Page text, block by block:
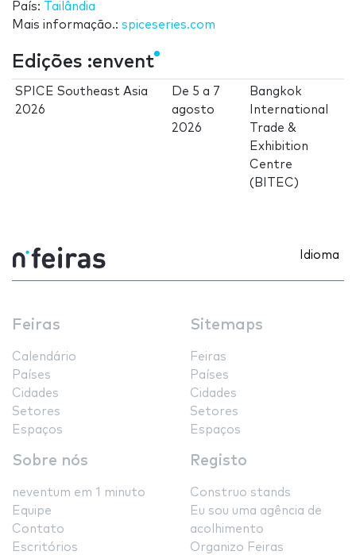
País:
Tailândia
Mais informação.: spiceseries.com
Edições :envent
SPICE Southeast Asia
2026
De 5 a 7
agosto
2026
Bangkok
International
Trade &
Exhibition
Centre
(BITEC)
Idioma
Feiras
Calendário
Países
Cidades
Setores
Espaços
Sitemaps
Feiras
Países
Cidades
Setores
Espaços
Sobre nós
neventum em 1 minuto
Equipe
Contato
Escritórios
Registo
Construo stands
Eu sou uma agência de
acolhimento
Organizo Feiras